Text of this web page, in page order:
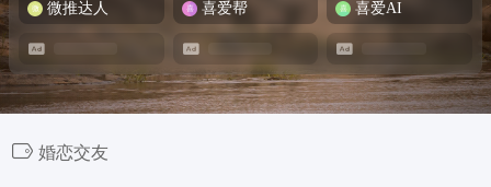
微推达人 喜爱帮 喜爱AI
婚恋交友